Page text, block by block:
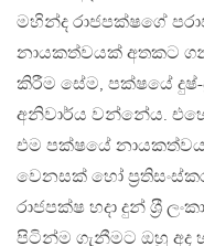
මහින්ද රාජපක්ෂගේ
නායකත්වයක් අතකට
කිරීම සේම, පක්ෂයේ
අනිවාර්ය වන්නේය.
එම පක්ෂයේ
වෙනසක් හෝ
රාජපක්ෂ හදා දුන් ශ‍්‍රී
පිටින්ම ගැනීමට ඔහු අද